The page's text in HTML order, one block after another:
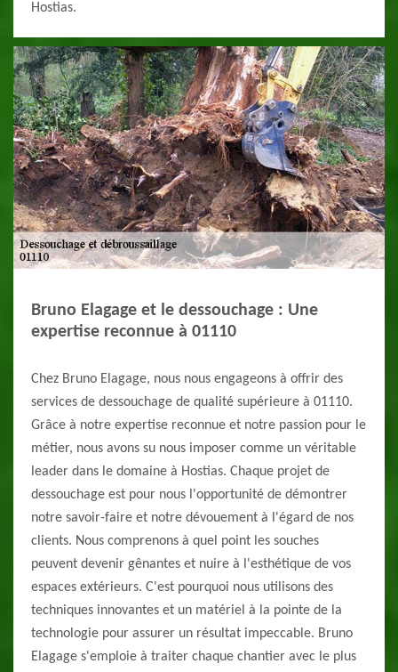
Hostias.
Bruno Elagage et le dessouchage : Une
expertise reconnue à 01110
Chez Bruno Elagage, nous nous engageons à offrir des
services de dessouchage de qualité supérieure à 01110.
Grâce à notre expertise reconnue et notre passion pour le
métier, nous avons su nous imposer comme un véritable
leader dans le domaine à Hostias. Chaque projet de
dessouchage est pour nous l'opportunité de démontrer
notre savoir-faire et notre dévouement à l'égard de nos
clients. Nous comprenons à quel point les souches
peuvent devenir gênantes et nuire à l'esthétique de vos
espaces extérieurs. C'est pourquoi nous utilisons des
techniques innovantes et un matériel à la pointe de la
technologie pour assurer un résultat impeccable. Bruno
Elagage s'emploie à traiter chaque chantier avec le plus